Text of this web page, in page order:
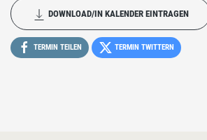
DOWNLOAD/IN KALENDER EINTRAGEN
TERMIN TEILEN TERMIN TWITTERN